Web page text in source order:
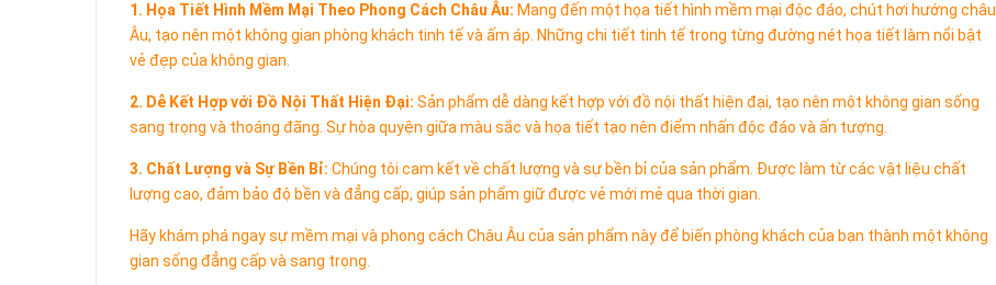
1. Họa Tiết Hình Mềm Mại Theo Phong Cách Châu Âu: Mang đến một họa tiết hình mềm mại độc đáo, chút hơi hướng châu
Âu, tạo nên một không gian phòng khách tinh tế và ấm áp. Những chi tiết tinh tế trong từng đường nét họa tiết làm nổi bật
vẻ đẹp của không gian.
2. Dễ Kết Hợp với Đồ Nội Thất Hiện Đại: Sản phẩm dễ dàng kết hợp với đồ nội thất hiện đại, tạo nên một không gian sống
sang trọng và thoáng đãng. Sự hòa quyện giữa màu sắc và họa tiết tạo nên điểm nhấn độc đáo và ấn tượng.
3. Chất Lượng và Sự Bền Bỉ: Chúng tôi cam kết về chất lượng và sự bền bỉ của sản phẩm. Được làm từ các vật liệu chất
lượng cao, đảm bảo độ bền và đẳng cấp, giúp sản phẩm giữ được vẻ mới mẻ qua thời gian.
Hãy khám phá ngay sự mềm mại và phong cách Châu Âu của sản phẩm này để biến phòng khách của bạn thành một không
gian sống đẳng cấp và sang trọng.